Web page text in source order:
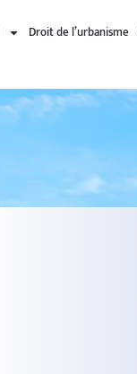
Droit de l’urbanisme